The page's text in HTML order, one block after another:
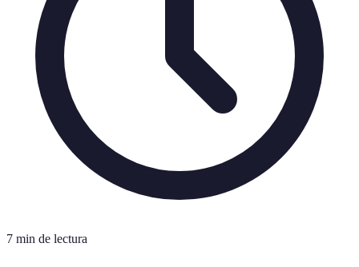
7 min de lectura